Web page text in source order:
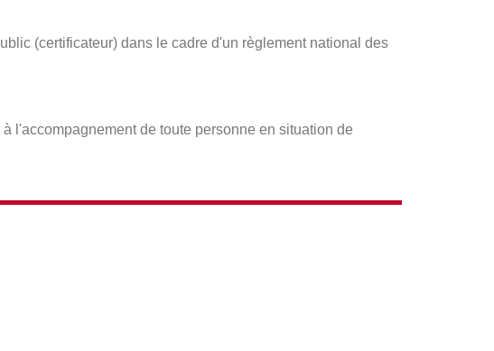
(certificateur) dans le cadre d'un règlement national des
l'accompagnement de toute personne en situation de